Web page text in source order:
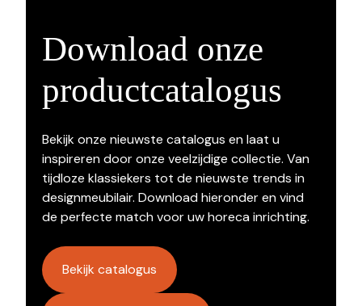
Download onze
productcatalogus
Bekijk onze nieuwste catalogus en laat u
inspireren door onze veelzijdige collectie. Van
tijdloze klassiekers tot de nieuwste trends in
designmeubilair. Download hieronder en vind
de perfecte match voor uw horeca inrichting.
Bekijk catalogus